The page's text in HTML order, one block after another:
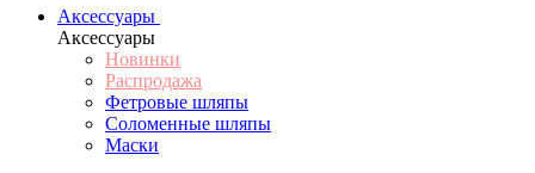
Аксессуары
Аксессуары
Новинки
Распродажа
Фетровые шляпы
Соломенные шляпы
Маски